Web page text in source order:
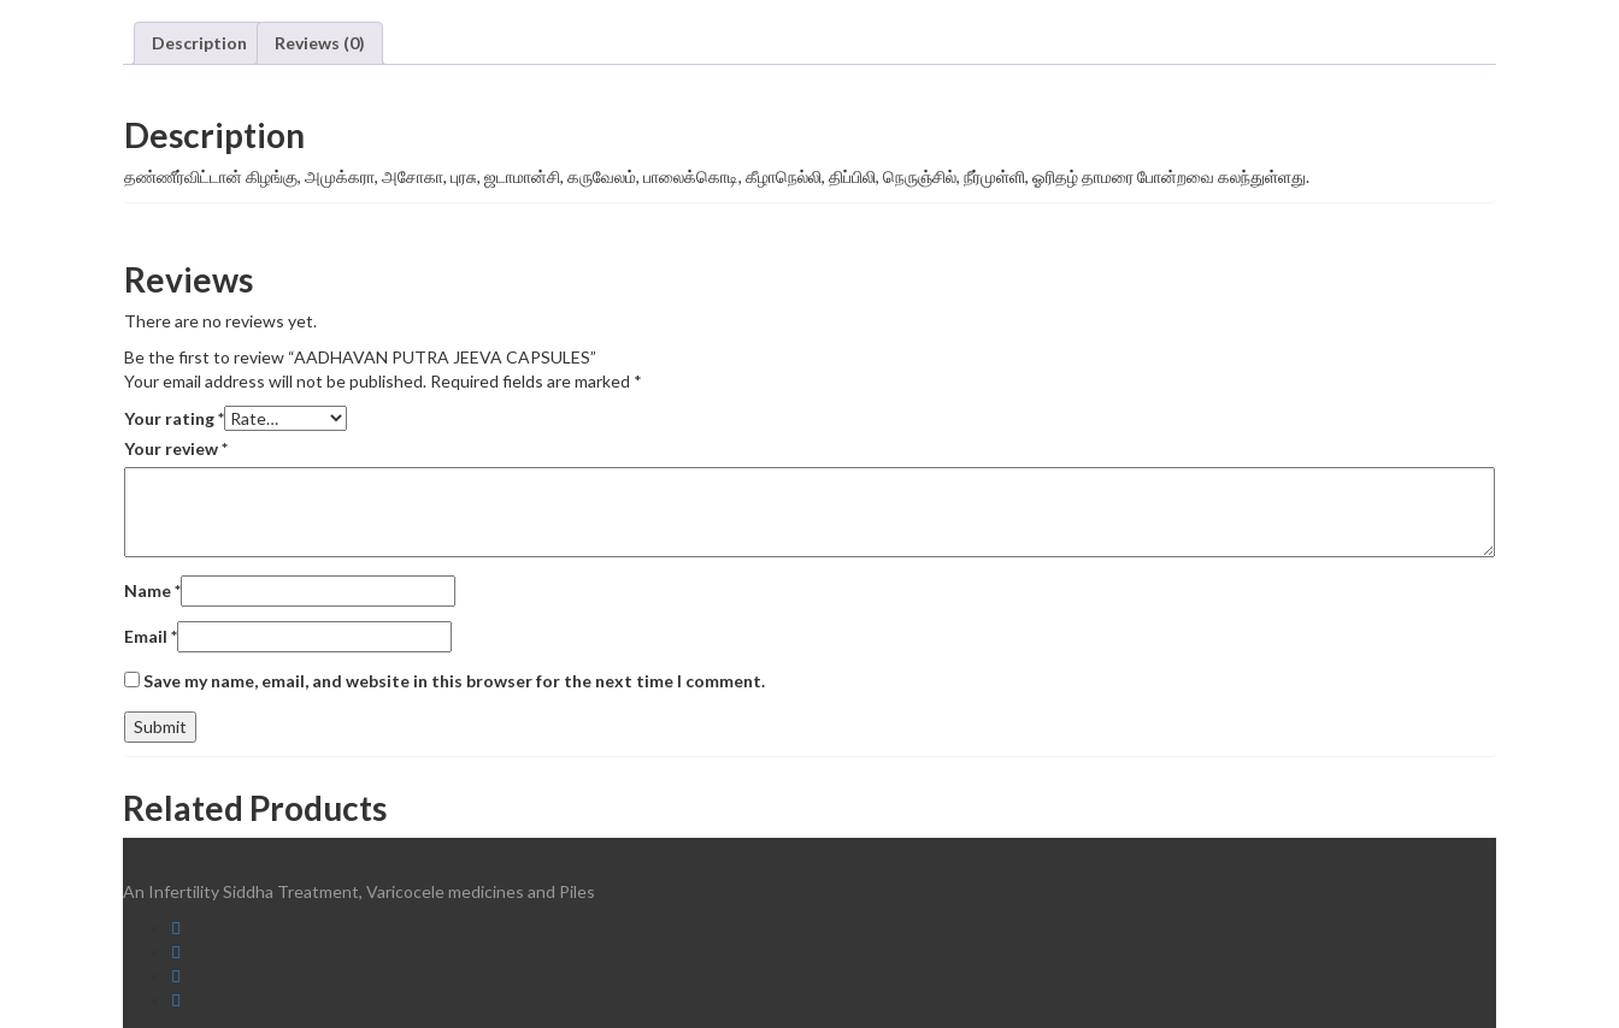
Description Reviews (0)
Description
தண்ணீர்விட்டான் கிழங்கு, அமுக்கரா, அசோகா, புரசு, ஜடாமான்சி, கருவேலம், பாலைக்கொடி, கீழாநெல்லி, திப்பிலி, நெருஞ்சில், நீர்முள்ளி, ஓரிதழ் தாமரை போன்றவை கலந்துள்ளது.
Reviews
There are no reviews yet.
Be the first to review “AADHAVAN PUTRA JEEVA CAPSULES”
Your email address will not be published. Required fields are marked *
Your rating*
Your review*
Name*
Email *
Save my name, email, and website in this browser for the next time I comment.
Related Products
An Infertility Siddha Treatment, Varicocele medicines and Piles